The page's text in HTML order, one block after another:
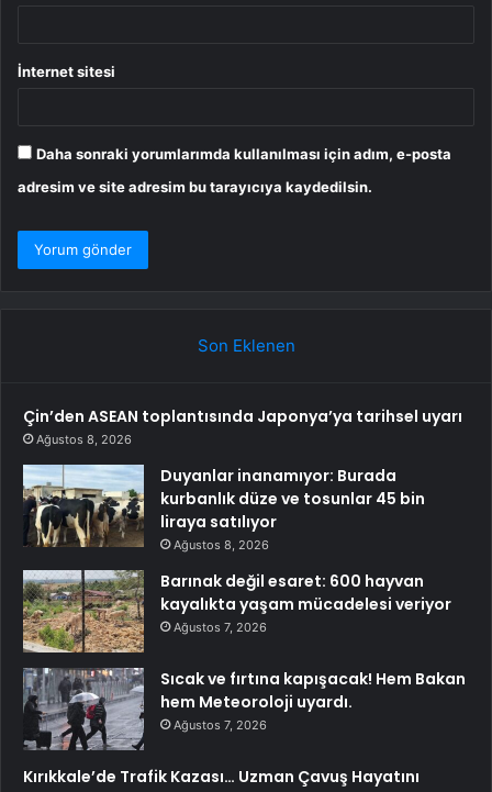
İnternet sitesi
Daha sonraki yorumlarımda kullanılması için adım, e-posta
adresim ve site adresim bu tarayıcıya kaydedilsin.
Son Eklenen
Çin’den ASEAN toplantısında Japonya’ya tarihsel uyarı
Ağustos 8, 2026
Duyanlar inanamıyor: Burada
kurbanlık düze ve tosunlar 45 bin
liraya satılıyor
Ağustos 8, 2026
Barınak değil esaret: 600 hayvan
kayalıkta yaşam mücadelesi veriyor
Ağustos 7, 2026
Sıcak ve fırtına kapışacak! Hem Bakan
hem Meteoroloji uyardı.
Ağustos 7, 2026
Kırıkkale’de Trafik Kazası… Uzman Çavuş Hayatını